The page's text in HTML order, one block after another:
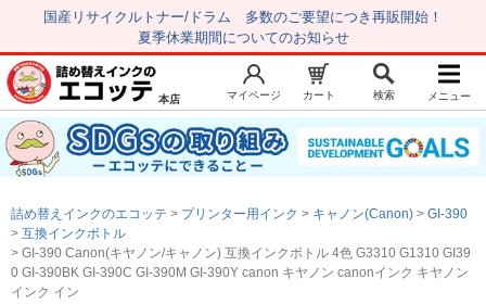
国産リサイクルトナー/ドラム 多数のご要望につき再販開始！
夏季休業期間についてのお知らせ
新規会員登録 マイページ
トップページ お気に入り
注文履歴 レビュー履歴
はじめての方へ
本店 マイページ カート 検索 メニュー
詰め替えインクのエコッテ プリンター用インク キャノン(Canon)
GI-390
互換インクボトル
GI-390 Canon(キヤノン/キャノン) 互換インクボトル 4色 G3310 G1310 GI39
0 GI-390BK GI-390C GI-390M GI-390Y canon キヤノン canonインク キヤノン
インク イン